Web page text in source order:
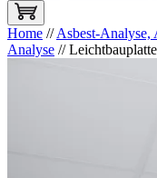
Home //Asbest-Analyse,
Analyse //